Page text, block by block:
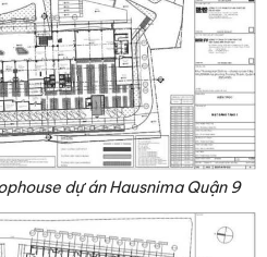
dự án Hausnima Quận 9